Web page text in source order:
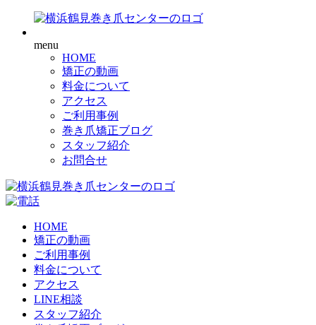
menu
HOME
矯正の動画
料金について
アクセス
ご利用事例
巻き爪矯正ブログ
スタッフ紹介
お問合せ
HOME
矯正の動画
ご利用事例
料金について
アクセス
LINE相談
スタッフ紹介